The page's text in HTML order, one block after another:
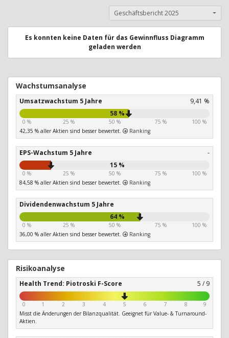
Geschäftsbericht 2025
Es konnten keine Daten für das Gewinnfluss Diagramm
geladen werden
Wachstumsanalyse
Umsatzwachstum 5 Jahre
9,41 %
58 %
0 % 25 % 50 % 75 %
100 %
42,35 % aller Aktien sind besser bewertet.
Ranking
EPS-Wachstum 5 Jahre
-
15 %
0 % 25 % 50 % 75 %
100 %
84,58 % aller Aktien sind besser bewertet.
Ranking
Dividendenwachstum 5 Jahre
64 %
0 % 25 % 50 % 75 %
100 %
36,00 % aller Aktien sind besser bewertet.
Ranking
Risikoanalyse
Health Trend: Piotroski F-Score 5 / 9
0 1 2 3 4 5 6 7 8
9
Misst die Änderungen der Bilanzqualität. Geeignet für Value- & Turnaround-
Aktien.